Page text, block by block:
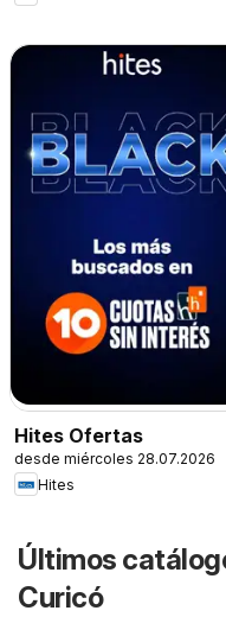
Hites Ofertas
desde miércoles 28.07.2026
Hites
Últimos
Curicó